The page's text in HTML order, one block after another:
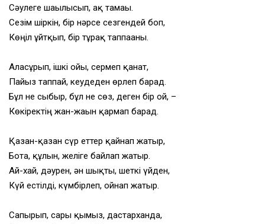
Сәулеге шағылысып, ақ тамағы.
Сезім шіркін, бір нәрсе сезгендей боп,
Көңіл ұйтқып, бір тұрақ таппағаны.
Аласұрып, ішкі ойы, сермеп қанат,
Пайыз таппай, кеудеден өрлеп барад.
Бұл не сыбыр, бұл не сөз, деген бір ой, –
Көкіректің жан-жағын қармап барад.
Қазан-қазан сүр еттер қайнап жатыр,
Бота, құлын, желіге байлап жатыр.
Ай-хай, дәурен, ән шықты, шеткі үйден,
Күй естілді, күмбірлеп, ойнап жатыр.
Сапырып, сары қымыз, дастарханда,